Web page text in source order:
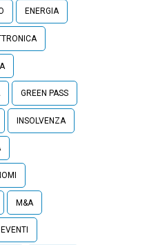
ENERGIA
GREEN PASS
INSOLVENZA
M&A